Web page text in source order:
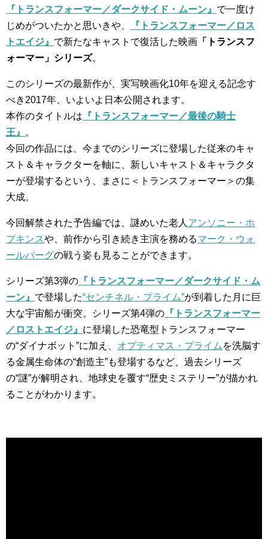
『トランスフォーマー／ダークサイド・ムーン』 で一度け
じめがついたかと思いきや、
『トランスフォーマー／ロス
トエイジ』 で新たなキャストで復活した映画 「トランスフ
ォーマー」シリーズ。
このシリーズの最新作が、実写映画化10年を迎える記念す
べき2017年、いよいよ日本公開されます。
本作のタイトルは 『トランスフォーマー／最後の騎士
王』
。
今回の作品には、今までのシリーズに登場した従来のキャ
スト＆キャラクターを軸に、新しいキャスト＆キャラクタ
ーが登場するという、まさに＜トランスフォーマー＞の集
大成。
今回解禁された予告編では、謎めいた老人 アンソニー・ホ
プキンスや、前作から引き続き主演を務めるマーク・ウォ
ールバーグの戦う姿も見ることができます。
シリーズ第3弾の 『トランスフォーマー／ダークサイド・ム
ーン』 で登場した“センチネル・プライム”が到着した月に巨
大な宇宙船が衝突。シリーズ第4弾の 『トランスフォーマー
／ロストエイジ』 に登場した恐竜型トランスフォーマー
の“ダイナボット”に加え、 オプティマス・プライム を洗脳す
る金属生命体の“創造主”も登場するなど、過去シリーズ
の“謎”が解明され、地球史を覆す“歴史ミステリー”が描かれ
ることがわかります。